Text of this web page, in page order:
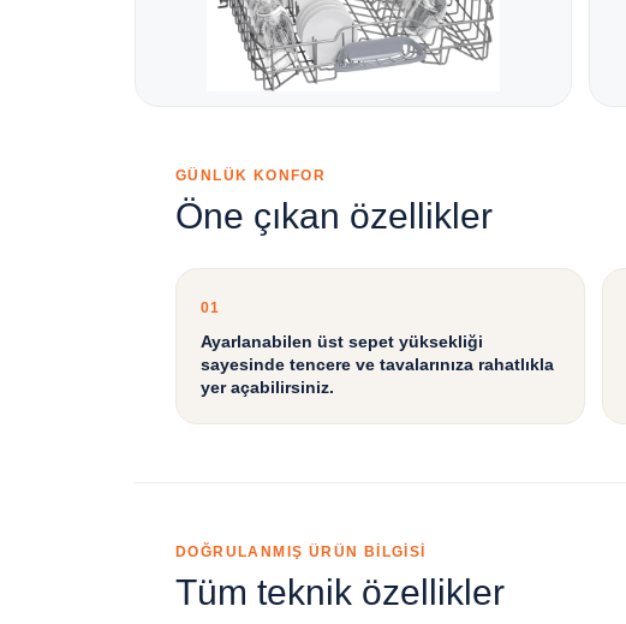
GÜNLÜK KONFOR
Öne çıkan özellikler
01
Ayarlanabilen üst sepet yüksekliği
sayesinde tencere ve tavalarınıza rahatlıkla
yer açabilirsiniz.
DOĞRULANMIŞ ÜRÜN BİLGİSİ
Tüm teknik özellikler